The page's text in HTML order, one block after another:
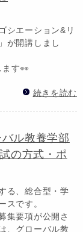
シエーション&リ
が開講しまし
す👀
続きを読む
バル教養学部
の方式・ポ
る、総合型・学
スです。
集要項が公開さ
、グローバル教